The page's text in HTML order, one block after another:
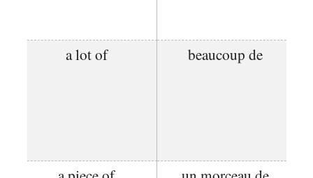
a lot of beaucoup de